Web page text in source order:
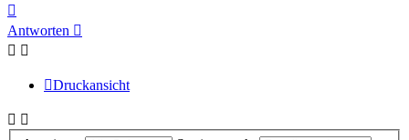
oben
Antworten
Druckansicht